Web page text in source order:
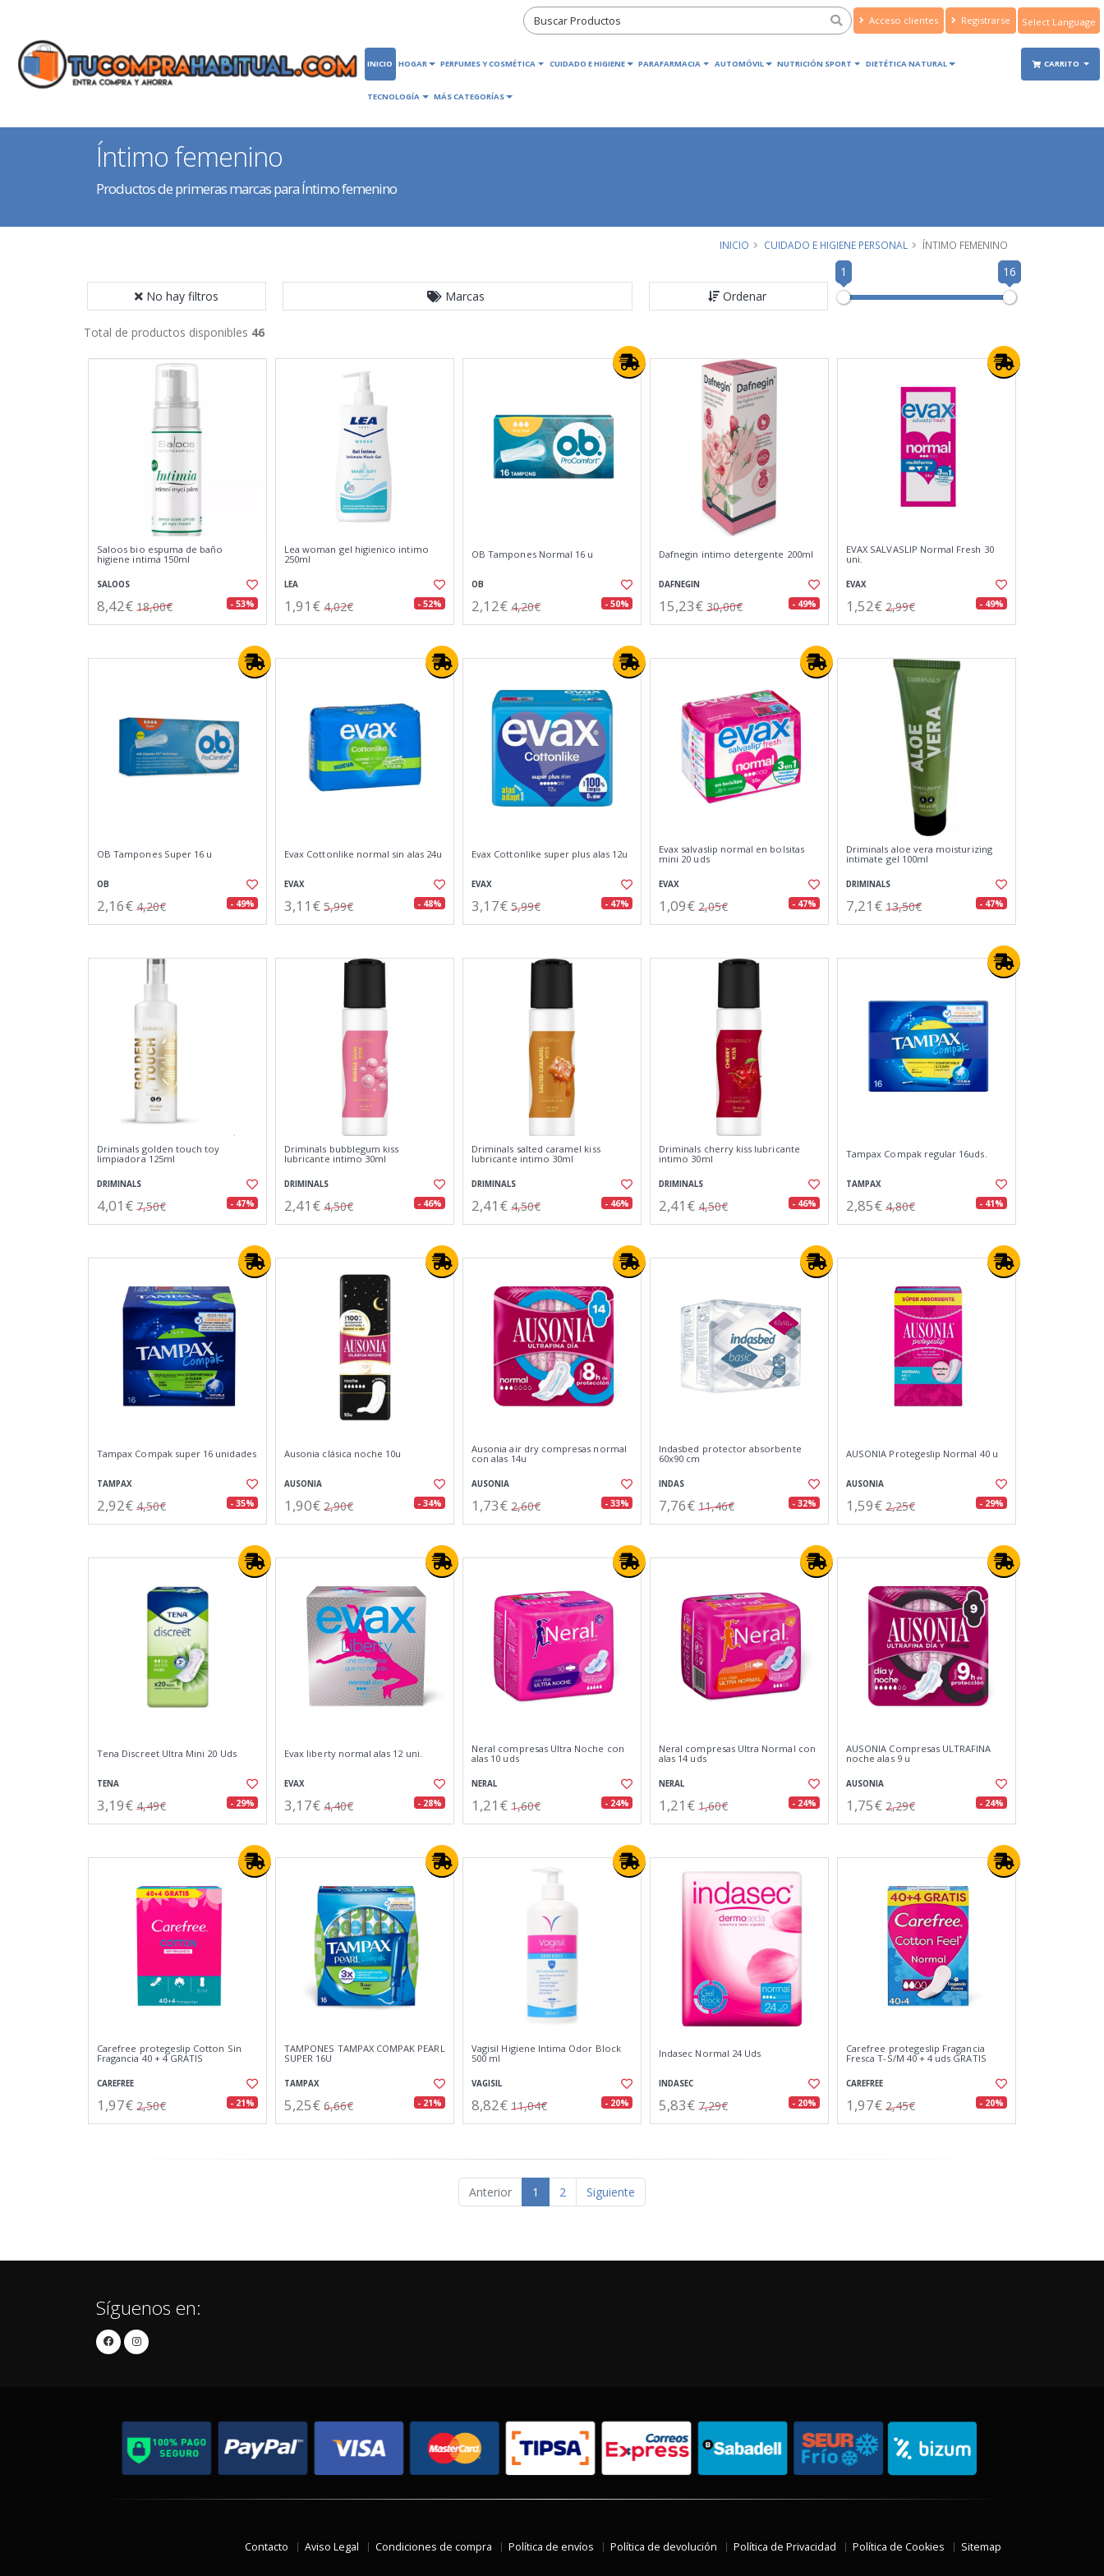
Acceso clientes Registrarse
Translate
INICIO HOGAR PERFUMES Y COSMÉTICA CUIDADO E HIGIENE PARAFARMACIA AUTOMÓVIL NUTRICIÓN SPORT DIETÉTICA NATURAL
TECNOLOGÍA MÁS CATEGORÍAS
CARRITO
Íntimo femenino
Productos de primeras marcas para Íntimo femenino
INICIO CUIDADO E HIGIENE PERSONAL ÍNTIMO FEMENINO
No hay filtros Marcas Ordenar
1 16
Total de productos disponibles 46
Saloos bio espuma de baño
higiene intima 150ml
SALOOS
8,42€ 18,00€ - 53%
Lea woman gel higienico intimo
250ml
LEA
1,91€ 4,02€ - 52%
OB Tampones Normal 16 u
OB
2,12€ 4,20€ - 50%
Dafnegin intimo detergente 200ml
DAFNEGIN
15,23€ 30,00€ - 49%
EVAX SALVASLIP Normal Fresh 30
uni.
EVAX
1,52€ 2,99€ - 49%
OB Tampones Super 16 u
OB
2,16€ 4,20€ - 49%
Evax Cottonlike normal sin alas 24u
EVAX
3,11€ 5,99€ - 48%
Evax Cottonlike super plus alas 12u
EVAX
3,17€ 5,99€ - 47%
Evax salvaslip normal en bolsitas
mini 20 uds
EVAX
1,09€ 2,05€ - 47%
Driminals aloe vera moisturizing
intimate gel 100ml
DRIMINALS
7,21€ 13,50€ - 47%
Driminals golden touch toy
limpiadora 125ml
DRIMINALS
4,01€ 7,50€ - 47%
Driminals bubblegum kiss
lubricante intimo 30ml
DRIMINALS
2,41€ 4,50€ - 46%
Driminals salted caramel kiss
lubricante intimo 30ml
DRIMINALS
2,41€ 4,50€ - 46%
Driminals cherry kiss lubricante
intimo 30ml
DRIMINALS
2,41€ 4,50€ - 46%
Tampax Compak regular 16uds.
TAMPAX
2,85€ 4,80€ - 41%
Tampax Compak super 16 unidades
TAMPAX
2,92€ 4,50€ - 35%
Ausonia clásica noche 10u
AUSONIA
1,90€ 2,90€ - 34%
Ausonia air dry compresas normal
con alas 14u
AUSONIA
1,73€ 2,60€ - 33%
Indasbed protector absorbente
60x90 cm
INDAS
7,76€ 11,46€ - 32%
AUSONIA Protegeslip Normal 40 u
AUSONIA
1,59€ 2,25€ - 29%
Tena Discreet Ultra Mini 20 Uds
TENA
3,19€ 4,49€ - 29%
Evax liberty normal alas 12 uni.
EVAX
3,17€ 4,40€ - 28%
Neral compresas Ultra Noche con
alas 10 uds
NERAL
1,21€ 1,60€ - 24%
Neral compresas Ultra Normal con
alas 14 uds
NERAL
1,21€ 1,60€ - 24%
AUSONIA Compresas ULTRAFINA
noche alas 9 u
AUSONIA
1,75€ 2,29€ - 24%
Carefree protegeslip Cotton Sin
Fragancia 40 + 4 GRATIS
CAREFREE
1,97€ 2,50€ - 21%
TAMPONES TAMPAX COMPAK PEARL
SUPER 16U
TAMPAX
5,25€ 6,66€ - 21%
Vagisil Higiene Intima Odor Block
500 ml
VAGISIL
8,82€ 11,04€ - 20%
Indasec Normal 24 Uds
INDASEC
5,83€ 7,29€ - 20%
Carefree protegeslip Fragancia
Fresca T-S/M 40 + 4 uds GRATIS
CAREFREE
1,97€ 2,45€ - 20%
Anterior 1 2 Siguiente
Síguenos en:
Contacto Aviso Legal Condiciones de compra Política de envíos Política de devolución Política de Privacidad Política de Cookies Sitemap